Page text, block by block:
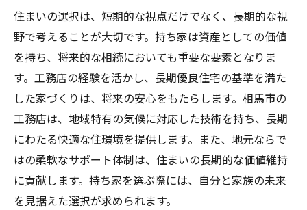
住まいの選択は、短期的な視点だけでなく、長期的な視
野で考えることが大切です。持ち家は資産としての価値
を持ち、将来的な相続においても重要な要素となりま
す。工務店の経験を活かし、長期優良住宅の基準を満た
した家づくりは、将来の安心をもたらします。相馬市の
工務店は、地域特有の気候に対応した技術を持ち、長期
にわたる快適な住環境を提供します。また、地元ならで
はの柔軟なサポート体制は、住まいの長期的な価値維持
に貢献します。持ち家を選ぶ際には、自分と家族の未来
を見据えた選択が求められます。